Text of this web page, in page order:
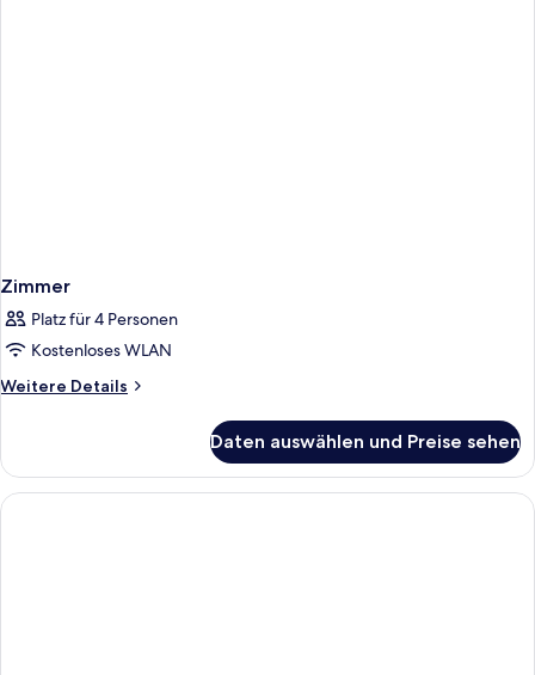
Zimmer
Platz für 4 Personen
Kostenloses WLAN
Weitere Details
Weitere
Daten auswählen und Preise sehen